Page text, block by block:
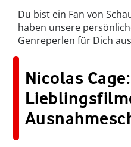
Du bist ein Fan von
haben unsere
Genreperlen für Dich
Nicolas